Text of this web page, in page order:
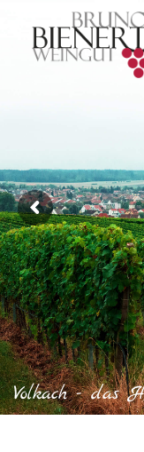
Volkach - das